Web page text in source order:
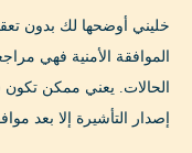
خليني أوضحها لك بدون
الموافقة الأمنية فهي
الحالات. يعني ممكن
إصدار التأشيرة إلا بعد